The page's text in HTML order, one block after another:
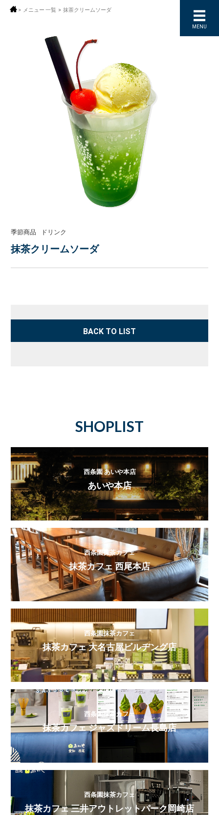
> メニュー 一覧 > 抹茶クリームソーダ
季節商品 ドリンク
抹茶クリームソーダ
BACK TO LIST
SHOPLIST
西条園 あいや本店
あいや本店
西条園抹茶カフェ
抹茶カフェ 西尾本店
西条園抹茶カフェ
抹茶カフェ 大名古屋ビルヂング店
西条園抹茶カフェ
抹茶カフェ ジャズドリーム長島店
西条園抹茶カフェ
抹茶カフェ 三井アウトレットパーク岡崎店
MENU